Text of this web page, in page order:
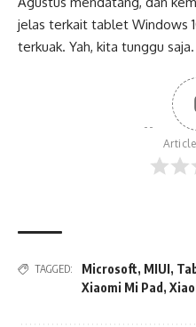
jelas terkait tablet Windows
terkuak. Yah, kita tunggu saja.
TAGGED: Microsoft, MIUI,
Xiaomi Mi Pad,